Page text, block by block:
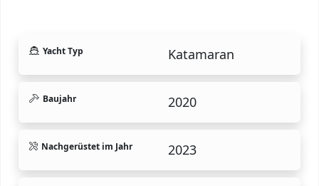
Yacht Typ Katamaran
Baujahr 2020
Nachgerüstet im Jahr 2023